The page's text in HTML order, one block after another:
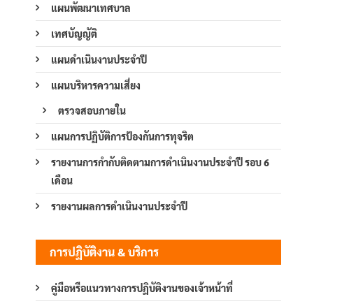
แผนพัฒนาเทศบาล
เทศบัญญัติ
แผนดำเนินงานประจำปี
แผนบริหารความเสี่ยง
ตรวจสอบภายใน
แผนการปฏิบัติการป้องกันการทุจริต
รายงานการกำกับติดตามการดำเนินงานประจำปี รอบ 6
เดือน
รายงานผลการดำเนินงานประจำปี
การปฏิบัติงาน & บริการ
คู่มือหรือแนวทางการปฏิบัติงานของเจ้าหน้าที่